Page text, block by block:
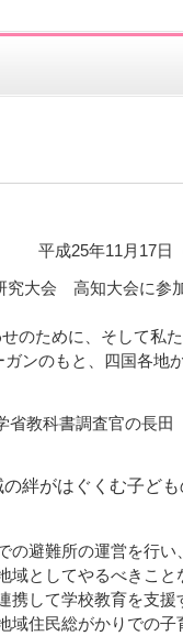
平成25年11月17日
究大会 高知大会に参
のために、そして私
ンのもと、四国各地
省教科書調査官の長
絆がはぐくむ子ども
の避難所の運営を行い
域としてやるべきこと
携して学校教育を支援
域住民総がかりでの子